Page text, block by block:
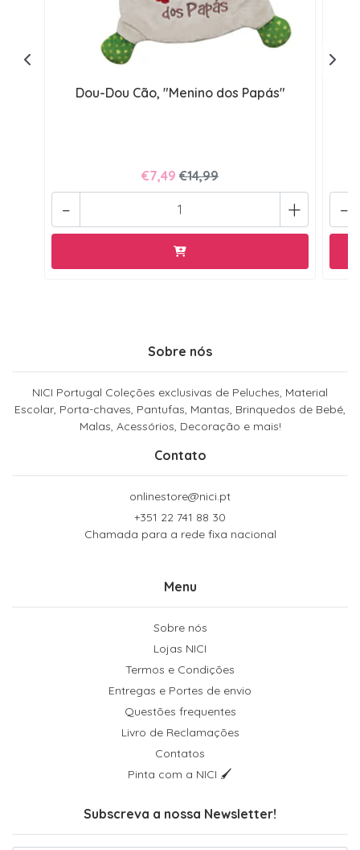
Dou-Dou Cão, "Menino dos Papás"
€7,49 €14,99
+
- -
Sobre nós
NICI Portugal Coleções exclusivas de Peluches, Material
Escolar, Porta-chaves, Pantufas, Mantas, Brinquedos de Bebé,
Malas, Acessórios, Decoração e mais!
Contato
onlinestore@nici.pt
+351 22 741 88 30
Chamada para a rede fixa nacional
Menu
Sobre nós
Lojas NICI
Termos e Condições
Entregas e Portes de envio
Questões frequentes
Livro de Reclamações
Contatos
Pinta com a NICI 🖌
Subscreva a nossa Newsletter!